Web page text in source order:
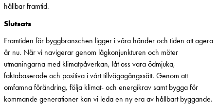
hållbar framtid.
Slutsats
Framtiden för byggbranschen ligger i våra händer och tiden att agera
är nu. När vi navigerar genom lågkonjunkturen och möter
utmaningarna med klimatpåverkan, låt oss vara ödmjuka,
faktabaserade och positiva i vårt tillvägagångssätt. Genom att
omfamna förändring, följa klimat- och energikrav samt bygga för
kommande generationer kan vi leda en ny era av hållbart byggande.